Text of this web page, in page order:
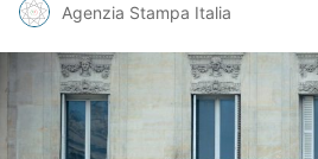
Agenzia Stampa Italia